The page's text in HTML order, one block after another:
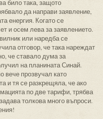
било така, защото
да направи заявление,
енергия. Когато се
и осем лева за заявлението.
или наредба се
отговор, че така нареждат
че ставало дума за
на планината Синай.
вече прозвучал като
и тя се разкрещяла, че ако
по две тарифи, трябва
толкова много въпроси.